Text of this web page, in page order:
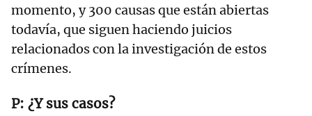
momento, y 300 causas que están abiertas
todavía, que siguen haciendo juicios
relacionados con la investigación de estos
crímenes.
¿Y sus casos?